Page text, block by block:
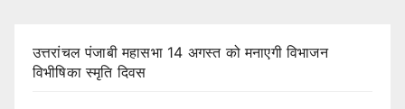
उत्तरांचल पंजाबी महासभा 14 अगस्त को मनाएगी विभाजन
विभीषिका स्मृति दिवस